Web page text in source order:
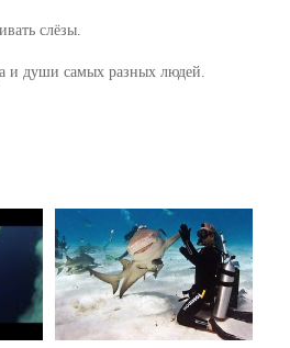
слёзы.
и души самых разных людей.